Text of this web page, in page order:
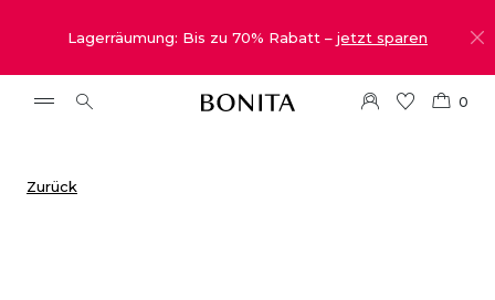
Lagerräumung: Bis zu 70% Rabatt – jetzt sparen
0
Zurück